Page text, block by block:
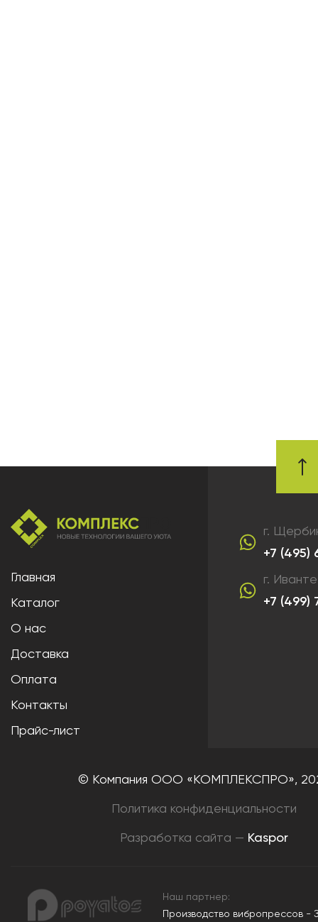
Главная
Каталог
О нас
Доставка
Оплата
Контакты
Прайс-лист
г.
+7 (495)
г.
+7 (499)
© Компания ООО «КОМПЛЕКСПРО»,
Политика конфиденциальности
Разработка сайта — Kaspor
Наш партнер:
Производство вибропрессов -